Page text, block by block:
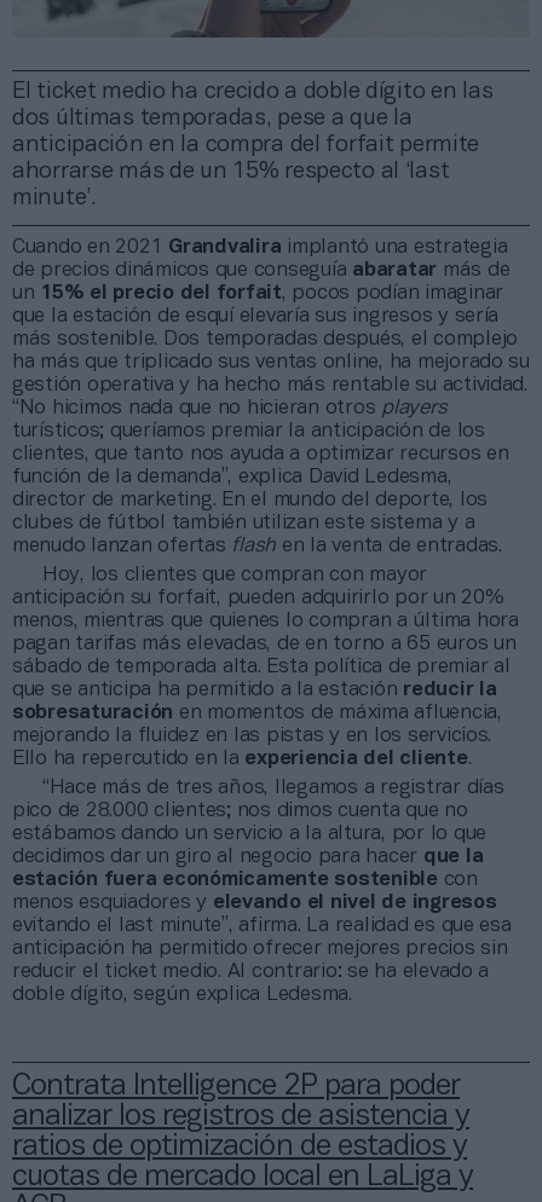
El ticket medio ha crecido a doble dígito en las
dos últimas temporadas, pese a que la
anticipación en la compra del forfait permite
ahorrarse más de un 15% respecto al ‘last
minute’.
Cuando en 2021 Grandvalira implantó una estrategia
de precios dinámicos que conseguía abaratar más de
un 15% el precio del forfait, pocos podían imaginar
que la estación de esquí elevaría sus ingresos y sería
más sostenible. Dos temporadas después, el complejo
ha más que triplicado sus ventas online, ha mejorado su
gestión operativa y ha hecho más rentable su actividad.
“No hicimos nada que no hicieran otros players
turísticos; queríamos premiar la anticipación de los
clientes, que tanto nos ayuda a optimizar recursos en
función de la demanda”, explica David Ledesma,
director de marketing. En el mundo del deporte, los
clubes de fútbol también utilizan este sistema y a
menudo lanzan ofertas flash en la venta de entradas.
Hoy, los clientes que compran con mayor
anticipación su forfait, pueden adquirirlo por un 20%
menos, mientras que quienes lo compran a última hora
pagan tarifas más elevadas, de en torno a 65 euros un
sábado de temporada alta. Esta política de premiar al
que se anticipa ha permitido a la estación reducir la
sobresaturación en momentos de máxima afluencia,
mejorando la fluidez en las pistas y en los servicios.
Ello ha repercutido en la experiencia del cliente.
“Hace más de tres años, llegamos a registrar días
pico de 28.000 clientes; nos dimos cuenta que no
estábamos dando un servicio a la altura, por lo que
decidimos dar un giro al negocio para hacer que la
estación fuera económicamente sostenible con
menos esquiadores y elevando el nivel de ingresos
evitando el last minute”, afirma. La realidad es que esa
anticipación ha permitido ofrecer mejores precios sin
reducir el ticket medio. Al contrario: se ha elevado a
doble dígito, según explica Ledesma.
Contrata Intelligence 2P para poder
analizar los registros de asistencia y
ratios de optimización de estadios y
cuotas de mercado local en LaLiga y